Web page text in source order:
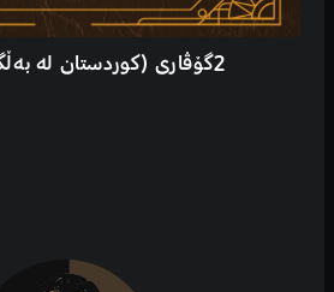
2گۆڤاری (کوردستان لە بەڵگەنامەکاندا)